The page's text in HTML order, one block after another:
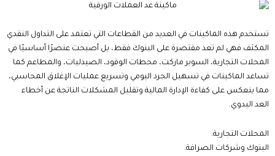
تستخدم هذه الماكينات في العديد من القطاعات التي تعتمد على التداول النقدي
المكثف فهي لم تعد مقتصرة على البنوك فقط، بل أصبحت عنصرًا أساسيًا في
المحلات التجارية، السوبر ماركت، محطات الوقود، الصيدليات، والمطاعم كما
تساعد الماكينات في تسهيل الجرد اليومي وتسريع عمليات الإغلاق المحاسبي،
مما ينعكس على كفاءة الإدارة المالية وتقليل المشكلات الناتجة عن أخطاء
العد اليدوي.
المحلات التجارية.
البنوك وشركات الصرافة.